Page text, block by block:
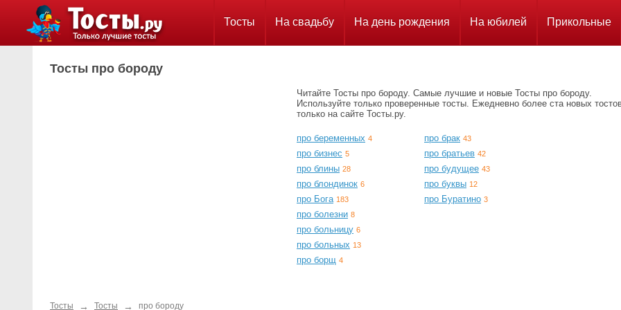
Тосты На свадьбу На день рождения На юбилей Прикольные
Тосты про бороду
Читайте Тосты про бороду. Самые лучшие и новые Тосты про бороду.
Используйте только проверенные тосты. Ежедневно более ста новых
только на сайте Тосты.ру.
про беременных 4
про бизнес 5
про блины 28
про блондинок 6
про Бога 183
про болезни 8
про больницу 6
про больных 13
про борщ 4
про брак 43
про братьев 42
про будущее 43
про буквы 12
про Буратино 3
Тосты → Тосты → про бороду